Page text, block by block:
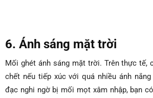
6. Ánh sáng mặt trời
Mối ghét ánh sáng mặt trời. Trên thực tế,
chết nếu tiếp xúc với quá nhiều ánh
đạc nghi ngờ bị mối mọt xâm nhập, bạn